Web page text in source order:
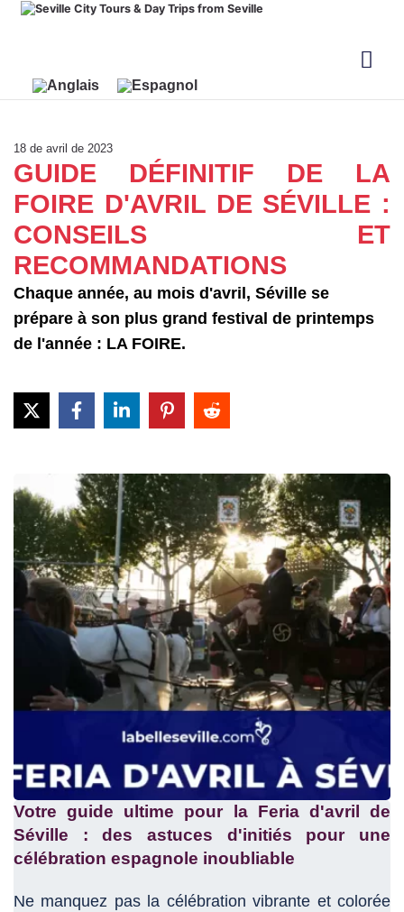
18 de avril de 2023
GUIDE DÉFINITIF DE LA
FOIRE D'AVRIL DE SÉVILLE :
CONSEILS ET
RECOMMANDATIONS
Chaque année, au mois d'avril, Séville se
prépare à son plus grand festival de printemps
de l'année : LA FOIRE.
Votre guide ultime pour la Feria d'avril de
Séville : des astuces d'initiés pour une
célébration espagnole inoubliable
Ne manquez pas la célébration vibrante et colorée